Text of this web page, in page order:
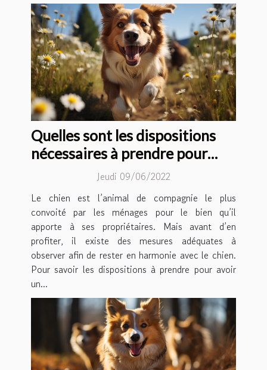
Quelles sont les dispositions
nécessaires à prendre pour
rester en harmonie avec son
Jeudi 09/06/2022
Le chien est l’animal de compagnie le plus
convoité par les ménages pour le bien qu’il
apporte à ses propriétaires. Mais avant d’en
profiter, il existe des mesures adéquates à
observer afin de rester en harmonie avec le chien.
Pour savoir les dispositions à prendre pour avoir
un...